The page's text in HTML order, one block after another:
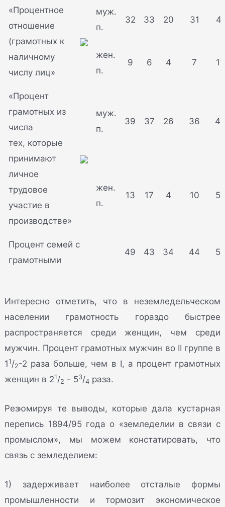
«Процентное
отношение
(грамотных к
наличному
числу лиц»
муж.
п.
32 33 20 31 41
жен.
п.
9 6 4 7 17
«Процент
грамотных из
числа
тех, которые
принимают
личное
трудовое
участие в
производстве»
муж.
п.
39 37 26 36
жен.
п.
13 17 4 10
Процент семей с
грамотными
49 43 34 44
Интересно отметить, что в неземледельческом
населении грамотность гораздо быстрее
распространяется среди женщин, чем среди
мужчин. Процент грамотных мужчин во II группе в
11/2-2 раза больше, чем в I, а процент грамотных
женщин в 21/2 - 53/4 раза.
Резюмируя те выводы, которые дала кустарная
перепись 1894/95 года о «земледелии в связи с
промыслом», мы можем констатировать, что
связь с земледелием:
1) задерживает наиболее отсталые формы
промышленности и тормозит экономическое